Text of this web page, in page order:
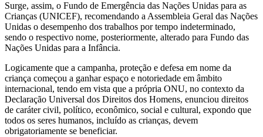
Surge, assim, o Fundo de Emergência das Nações Unidas para as
Crianças (UNICEF), recomendando a Assembleia Geral das Nações
Unidas o desempenho dos trabalhos por tempo indeterminado,
sendo o respectivo nome, posteriormente, alterado para Fundo das
Nações Unidas para a Infância.
Logicamente que a campanha, proteção e defesa em nome da
criança começou a ganhar espaço e notoriedade em âmbito
internacional, tendo em vista que a própria ONU, no contexto da
Declaração Universal dos Direitos dos Homens, enunciou direitos
de caráter civil, político, econômico, social e cultural, expondo que
todos os seres humanos, incluído as crianças, devem
obrigatoriamente se beneficiar.